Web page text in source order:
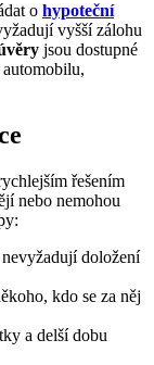
o hypoteční
vyšší zálohu
jsou dostupné
řešením
nebo nemohou
doložení
kdo se za něj
a delší dobu